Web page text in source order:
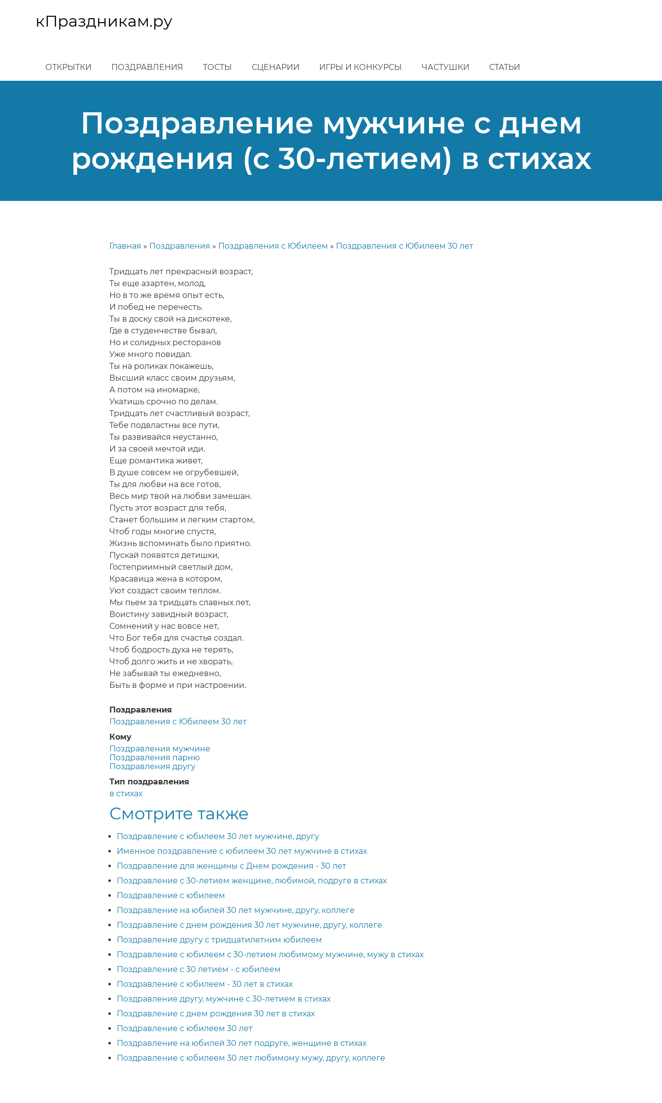
основномукПраздникам.ру
ОТКРЫТКИ ПОЗДРАВЛЕНИЯ ТОСТЫ СЦЕНАРИИ ИГРЫ И КОНКУРСЫ ЧАСТУШКИ СТАТЬИ
Поздравление мужчине с днем
рождения (с 30-летием) в стихах
навигации
Главная Поздравления Поздравления с Юбилеем Поздравления с Юбилеем 30 лет
Тридцать лет прекрасный возраст,
Ты еще азартен, молод,
Но в то же время опыт есть,
И побед не перечесть.
Ты в доску свой на дискотеке,
Где в студенчестве бывал,
Но и солидных ресторанов
Уже много повидал.
Ты на роликах покажешь,
Высший класс своим друзьям,
А потом на иномарке,
Укатишь срочно по делам.
Тридцать лет счастливый возраст,
Тебе подвластны все пути,
Ты развивайся неустанно,
И за своей мечтой иди.
Еще романтика живет,
В душе совсем не огрубевшей,
Ты для любви на все готов,
Весь мир твой на любви замешан.
Пусть этот возраст для тебя,
Станет большим и легким стартом,
Чтоб годы многие спустя,
Жизнь вспоминать было приятно.
Пускай появятся детишки,
Гостеприимный светлый дом,
Красавица жена в котором,
Уют создаст своим теплом.
Мы пьем за тридцать славных лет,
Воистину завидный возраст,
Сомнений у нас вовсе нет,
Что Бог тебя для счастья создал.
Чтоб бодрость духа не терять,
Чтоб долго жить и не хворать,
Не забывай ты ежедневно,
Быть в форме и при настроении.
Поздравления
Поздравления с Юбилеем 30 лет
Кому
Поздравления мужчине
Поздравления парню
Поздравления другу
Тип поздравления
в стихах
Смотрите также
Поздравление с юбилеем 30 лет мужчине, другу
Именное поздравление с юбилеем 30 лет мужчине в стихах
Поздравление для женщины с Днем рождения - 30 лет
Поздравление с 30-летием женщине, любимой, подруге в стихах
Поздравление с юбилеем
Поздравление на юбилей 30 лет мужчине, другу, коллеге
Поздравление с днем рождения 30 лет мужчине, другу, коллеге
Поздравление другу с тридцатилетним юбилеем
Поздравление с юбилеем с 30-летием любимому мужчине, мужу в стихах
Поздравление с 30 летием - с юбилеем
Поздравление с юбилеем - 30 лет в стихах
Поздравление другу, мужчине с 30-летием в стихах
Поздравление с днем рождения 30 лет в стихах
Поздравление с юбилеем 30 лет
Поздравление на юбилей 30 лет подруге, женщине в стихах
Поздравление с юбилеем 30 лет любимому мужу, другу, коллеге